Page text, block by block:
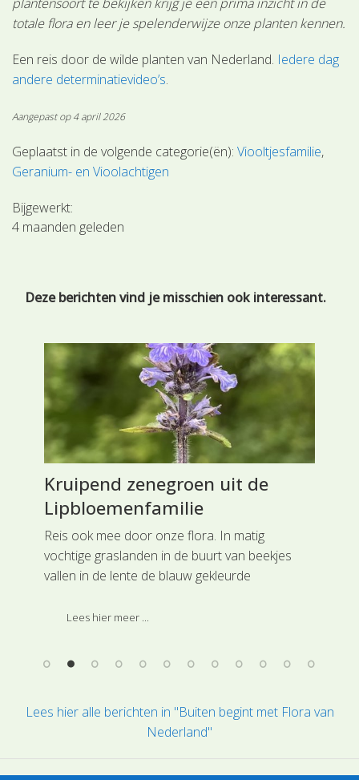
totale flora en leer je spelenderwijze onze planten kennen.
Een reis door de wilde planten van Nederland. Iedere dag
andere determinatievideo’s.
Aangepast op 4 april 2026
Geplaatst in de volgende categorie(ën):Viooltjesfamilie
Geranium- en Vioolachtigen
Bijgewerkt:
4 maanden geleden
Deze berichten vind je misschien ook interessant.
Kruipend zenegroen uit de
Lipbloemenfamilie
Reis ook mee door onze flora. In matig
vochtige graslanden in de buurt van beekjes
vallen in de lente de blauw gekleurde
Lipbloemenfamilie.
Lees hier meer ...
Lees hier alle berichten in "Buiten begint met Flora van
Nederland"